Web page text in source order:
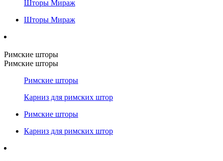
Шторы Мираж
Шторы Мираж
Римские шторы
Римские шторы
Римские шторы
Карниз для римских штор
Римские шторы
Карниз для римских штор